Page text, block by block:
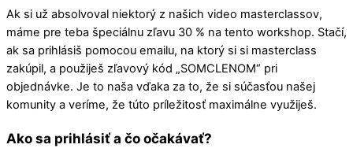
Ak si už absolvoval niektorý z našich video masterclassov,
máme pre teba špeciálnu zľavu 30 % na tento workshop. Stačí,
ak sa prihlásiš pomocou emailu, na ktorý si si masterclass
zakúpil, a použiješ zľavový kód „SOMCLENOM“ pri
objednávke. Je to naša vďaka za to, že si súčasťou našej
komunity a veríme, že túto príležitosť maximálne využiješ.
Ako sa prihlásiť a čo očakávať?